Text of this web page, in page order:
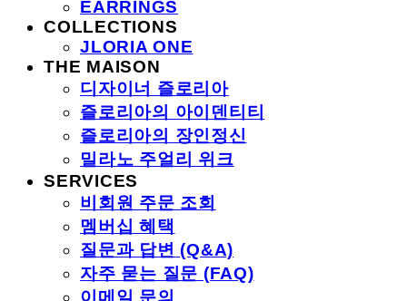
EARRINGS
COLLECTIONS
JLORIA ONE
THE MAISON
디자이너 즐로리아
즐로리아의 아이덴티티
즐로리아의 장인정신
밀라노 주얼리 위크
SERVICES
비회원 주문 조회
멤버십 혜택
질문과 답변 (Q&A)
자주 묻는 질문 (FAQ)
이메일 문의